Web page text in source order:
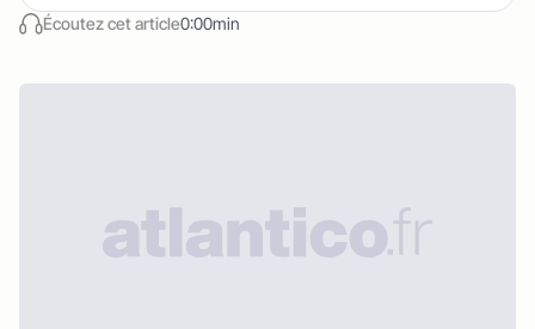
Écoutez cet article0:00min